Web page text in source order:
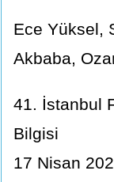
Ece Yüksel,
Akbaba,
41. İstanbul
Bilgisi
17 Nisan